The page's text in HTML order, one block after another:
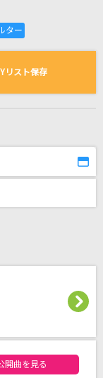
一覧
リスト保存
開曲を見る